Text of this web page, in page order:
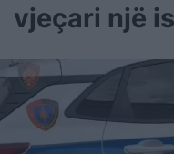
vjeçari një